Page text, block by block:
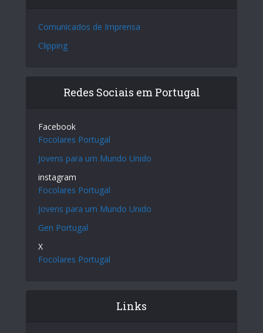
Comunicados de Imprensa
Clipping
Redes Sociais em Portugal
Facebook
Focolares Portugal
Jovens para um Mundo Unido
instagram
Focolares Portugal
Jovens para um Mundo Unido
Gen Portugal
X
Focolares Portugal
Links